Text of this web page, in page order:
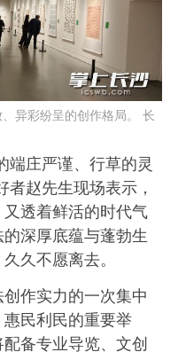
异彩纷呈的创作格局。 长
端庄严谨、行草的灵
者赵先生现场表示，
透着鲜活的时代气
深厚底蕴与蓬勃生
久不愿离去。
作实力的一次集中
民利民的重要举
备专业导览、文创